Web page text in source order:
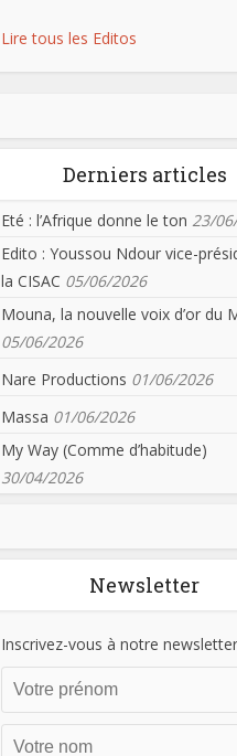
Lire tous les Editos
Derniers articles
Eté : l’Afrique donne le ton 23/
Edito : Youssou Ndour vice-
la CISAC 05/06/2026
Mouna, la nouvelle voix d’or du
05/06/2026
Nare Productions 01/06/2026
Massa 01/06/2026
My Way (Comme d’habitude)
30/04/2026
Newsletter
Inscrivez-vous à notre